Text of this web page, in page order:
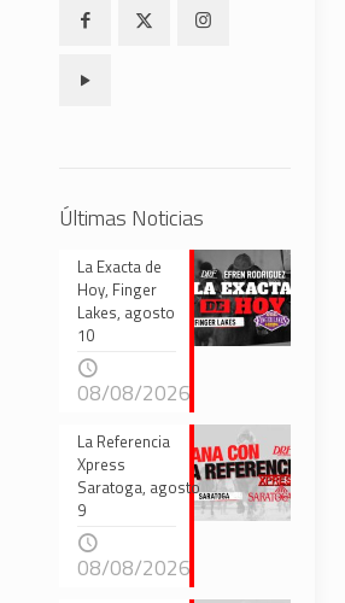
Últimas Noticias
La Exacta de
Hoy, Finger
Lakes, agosto
10
08/08/2026
La Referencia
Xpress
Saratoga, agosto
9
08/08/2026